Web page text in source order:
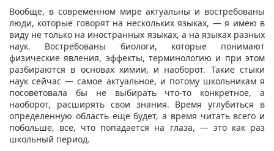
Вообще, в современном мире актуальны и востребованы
люди, которые говорят на нескольких языках, — я имею в
виду не только на иностранных языках, а на языках разных
наук. Востребованы биологи, которые понимают
физические явления, эффекты, терминологию и при этом
разбираются в основах химии, и наоборот. Такие стыки
наук сейчас — самое актуальное, и потому школьникам я
посоветовала бы не выбирать что-то конкретное, а
наоборот, расширять свои знания. Время углубиться в
определенную область еще будет, а время читать всего и
побольше, все, что попадается на глаза, — это как раз
школьный период.